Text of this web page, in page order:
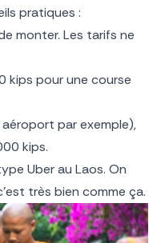
pratiques :
monter. Les tarifs ne
pour une course
par exemple),
kips.
Uber au Laos. On
très bien comme ça.